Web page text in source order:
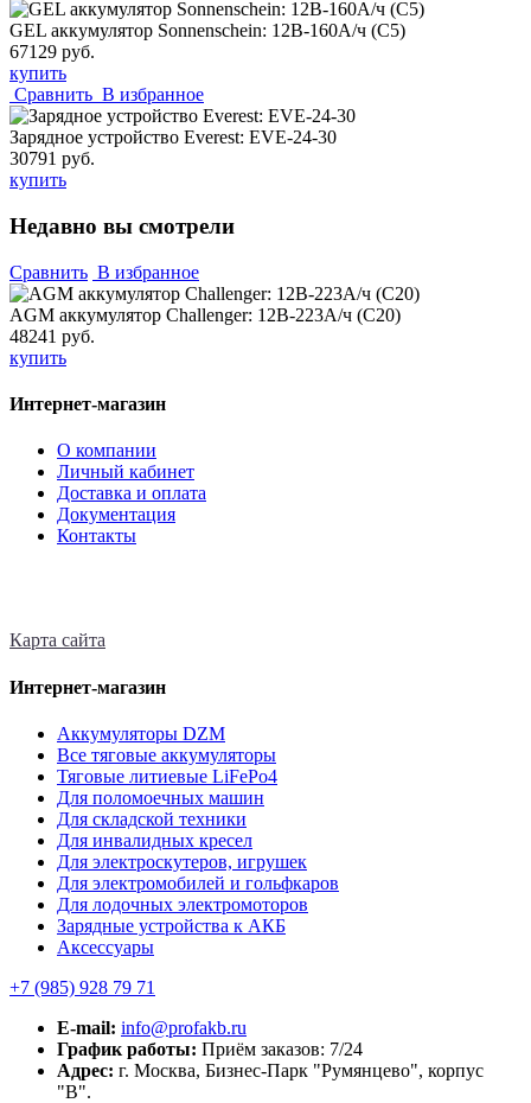
GEL аккумулятор Sonnenschein: 12В-160А/ч (С5)
67129 руб.
купить
Сравнить В избранное
Зарядное устройство Everest: EVE-24-30
30791 руб.
купить
Недавно вы смотрели
Сравнить В избранное
AGM аккумулятор Challenger: 12В-223А/ч (С20)
48241 руб.
купить
Интернет-магазин
О компании
Личный кабинет
Доставка и оплата
Документация
Контакты
Карта сайта
Интернет-магазин
Аккумуляторы DZM
Все тяговые аккумуляторы
Тяговые литиевые LiFePo4
Для поломоечных машин
Для складской техники
Для инвалидных кресел
Для электроскутеров, игрушек
Для электромобилей и гольфкаров
Для лодочных электромоторов
Зарядные устройства к АКБ
Аксессуары
+7 (985) 928 79 71
E-mail: info@profakb.ru
График работы: Приём заказов: 7/24
Адрес: г. Москва, Бизнес-Парк "Румянцево", корпус
"В".